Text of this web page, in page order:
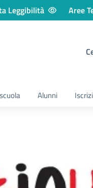
Leggibilità Aree
Alunni